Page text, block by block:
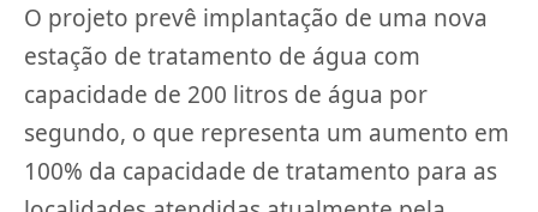
O projeto prevê implantação de uma nova
estação de tratamento de água com
capacidade de 200 litros de água por
segundo, o que representa um aumento em
100% da capacidade de tratamento para as